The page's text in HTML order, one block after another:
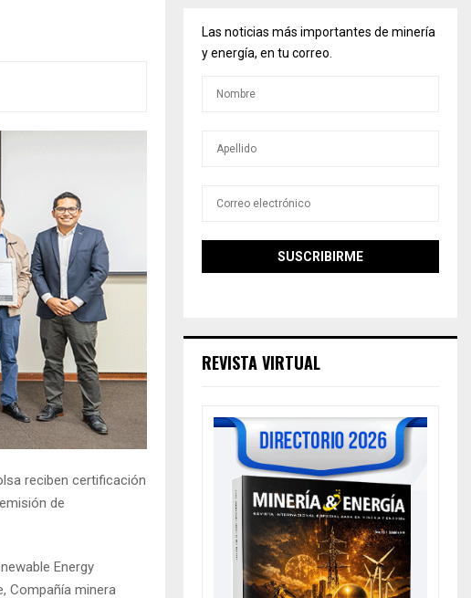
reciben certificación
de
Energy
Compañía minera
Las noticias más importantes de minería
y energía, en tu correo.
REVISTA VIRTUAL